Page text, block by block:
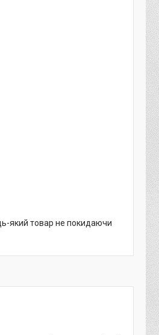
який товар не покидаючи